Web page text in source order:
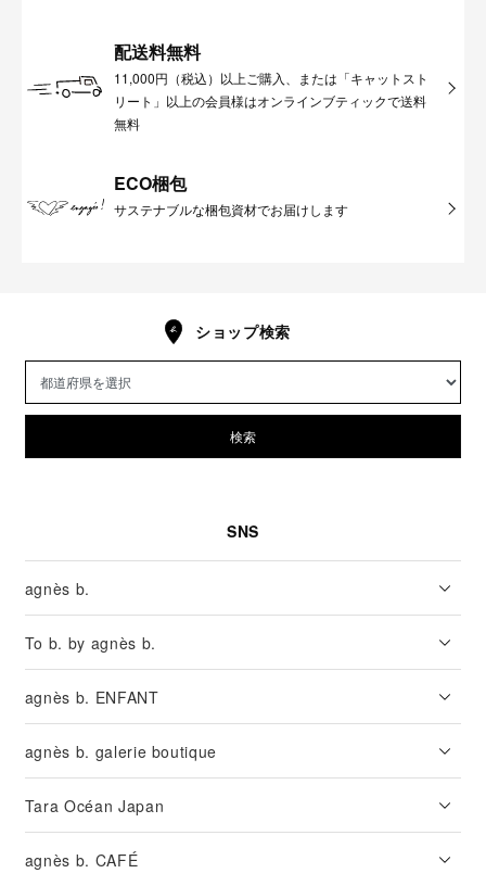
配送料無料
11,000円（税込）以上ご購入、または「キャットスト
リート」以上の会員様はオンラインブティックで送料
無料
ECO梱包
サステナブルな梱包資材でお届けします
ショップ検索
検索
SNS
agnès b.
To b. by agnès b.
agnès b. ENFANT
agnès b. galerie boutique
Tara Océan Japan
agnès b. CAFÉ